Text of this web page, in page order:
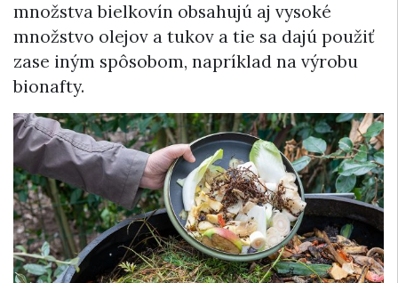
množstva bielkovín obsahujú aj vysoké
množstvo olejov a tukov a tie sa dajú použiť
zase iným spôsobom, napríklad na výrobu
bionafty.